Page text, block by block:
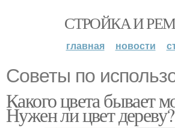
СТРОЙКА И
главная новости
Советы по
Какого цвета бывает
Нужен ли цвет дереву?